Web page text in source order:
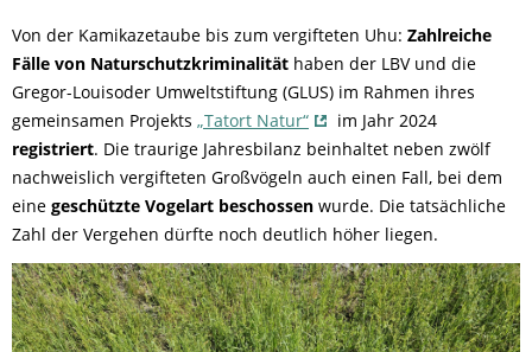
Von der Kamikazetaube bis zum vergifteten Uhu: Zahlreiche
Fälle von Naturschutzkriminalität haben der LBV und die
Gregor-Louisoder Umweltstiftung (GLUS) im Rahmen ihres
gemeinsamen Projekts „Tatort Natur“
im Jahr 2024
registriert. Die traurige Jahresbilanz beinhaltet neben zwölf
nachweislich vergifteten Großvögeln auch einen Fall, bei dem
eine geschützte Vogelart beschossen wurde. Die tatsächliche
Zahl der Vergehen dürfte noch deutlich höher liegen.